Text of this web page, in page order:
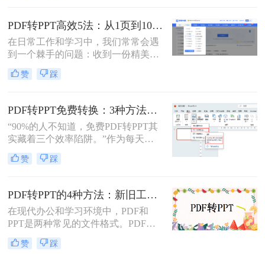
完成转换任务。
PDF转PPT高效5法：从1页到100页，方法选择差异很大！
在日常工作和学习中，我们常常会遇
到一个棘手的问题：收到一份精美的
PDF文件，却需要将其内容用于自己
的PPT演示文稿中。PDF因其格式固
它“只读”的特性也使其内容难以直接
编辑和复用。此时，将PDF转换为可
编辑的PPT就成了一个刚性需求。
赞 踩
PDF转PPT免费转换：3种方法的隐藏功能和效率差异！
“90%的人不知道，免费PDF转PPT其
实藏着三个效率陷阱。”作为每天处
理20+份文档的办公博主，我见过太
多人被“免费转换”的噱头坑过——要
要么扫描版PDF转完还是图片格式，
更有甚者因为文件包含商业数据，转
换后收到平台的“付费解锁”勒索邮
件。
赞 踩
PDF转PPT的4种方法：新旧工具对比，哪个更适合批量转换！
在现代办公和学习环境中，PDF和
PPT是两种常见的文件格式。PDF文
件因其跨平台性和不易修改性而广受
欢迎，而PPT则因其强大的演示功能
赞 踩